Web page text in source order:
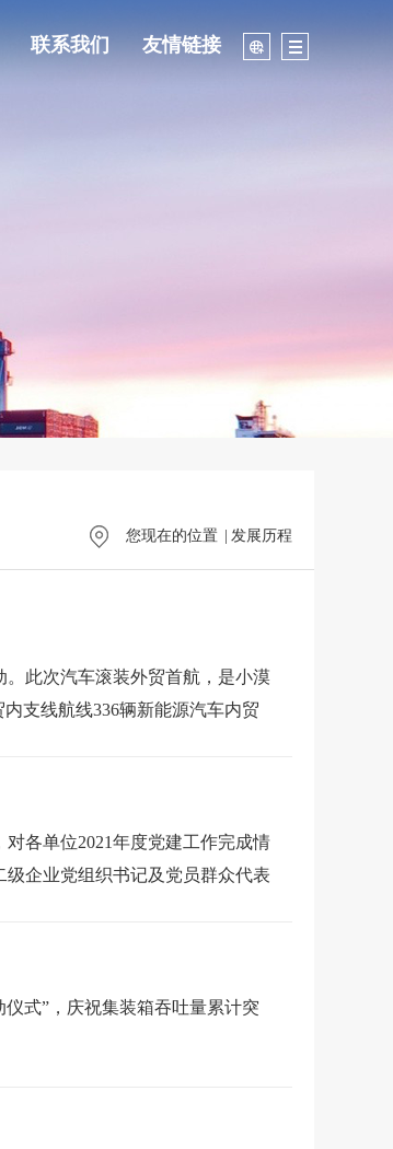
联系我们 友情链接
您现在的位置 发展历程
此次汽车滚装外贸首航，是小漠
支线航线336辆新能源汽车内贸
码头盐田港通过“船对船”成功为
燃料，标志着我国华南地区首船国
企业、一流人才》为题发表讲
力开创新局、争创一流，奋力实
盐田港集团”正式更名为“深圳
各单位2021年度党建工作完成情
企业党组织书记及党员群众代表
行等环节全部在赣州海关完成，
检查验、冷链仓储、加工配送
。此次会议标志着华舟海洋公司
式”，庆祝集装箱吞吐量累计突